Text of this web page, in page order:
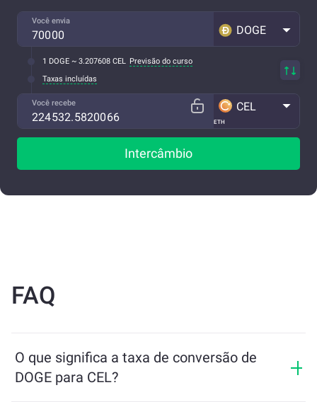
Você envia
DOGE
1 DOGE ~ 3.207608 CEL Previsão do curso
Taxas incluídas
Você recebe
ETH
CEL
Intercâmbio
FAQ
O que significa a taxa de conversão de
DOGE para CEL?